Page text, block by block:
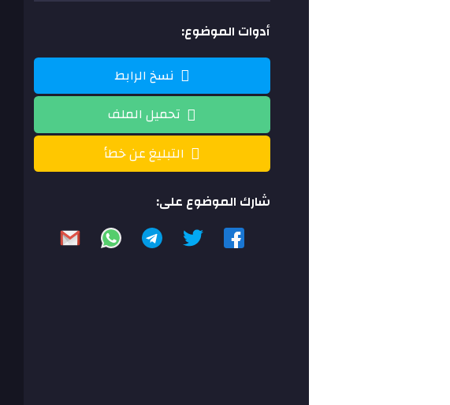
أدوات الموضوع:
نسخ الرابط
تحميل الملف
التبليغ عن خطأ
شارك الموضوع على: